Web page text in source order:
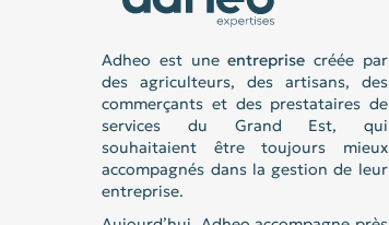
Adheo est uneentreprise créée par
des agriculteurs, des artisans, des
commerçants et des prestataires de
services du Grand Est, qui
souhaitaient être toujours mieux
accompagnés dans la gestion de leur
entreprise.